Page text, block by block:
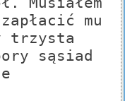
mu
trzysta
sąsiad